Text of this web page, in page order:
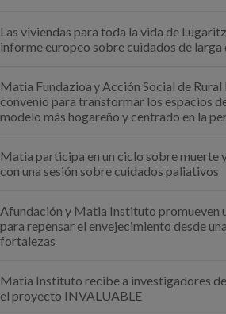
Las viviendas para toda la vida de
informe europeo sobre cuidados de larga
Matia Fundazioa y Acción Social de
convenio para transformar los espacios
modelo más hogareño y centrado en la
Matia participa en un ciclo sobre muerte
con una sesión sobre cuidados paliativos
Afundación y Matia Instituto promueven
para repensar el envejecimiento desde
fortalezas
Matia Instituto recibe a investigadores
el proyecto INVALUABLE